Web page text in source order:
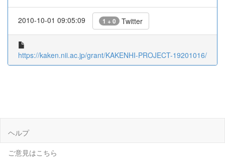
2010-10-01 09:05:09 1 + 0 Twitter
https://kaken.nii.ac.jp/grant/KAKENHI-PROJECT-19201016/
ヘルプ
ご意見はこちら